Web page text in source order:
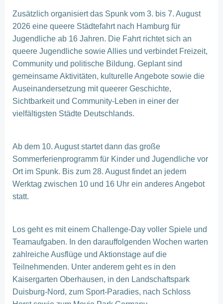
Zusätzlich organisiert das Spunk vom 3. bis 7. August
2026 eine queere Städtefahrt nach Hamburg für
Jugendliche ab 16 Jahren. Die Fahrt richtet sich an
queere Jugendliche sowie Allies und verbindet Freizeit,
Community und politische Bildung. Geplant sind
gemeinsame Aktivitäten, kulturelle Angebote sowie die
Auseinandersetzung mit queerer Geschichte,
Sichtbarkeit und Community-Leben in einer der
vielfältigsten Städte Deutschlands.
Ab dem 10. August startet dann das große
Sommerferienprogramm für Kinder und Jugendliche vor
Ort im Spunk. Bis zum 28. August findet an jedem
Werktag zwischen 10 und 16 Uhr ein anderes Angebot
statt.
Los geht es mit einem Challenge-Day voller Spiele und
Teamaufgaben. In den darauffolgenden Wochen warten
zahlreiche Ausflüge und Aktionstage auf die
Teilnehmenden. Unter anderem geht es in den
Kaisergarten Oberhausen, in den Landschaftspark
Duisburg-Nord, zum Sport-Paradies, nach Schloss